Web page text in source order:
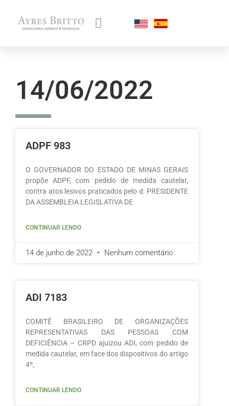
14/06/2022
ADPF 983
O GOVERNADOR DO ESTADO DE MINAS GERAIS
propõe ADPF, com pedido de medida cautelar,
contra atos lesivos praticados pelo d. PRESIDENTE
DA ASSEMBLEIA LEGISLATIVA DE
CONTINUAR LENDO
14 de junho de 2022 Nenhum comentário
ADI 7183
COMITÊ BRASILEIRO DE ORGANIZAÇÕES
REPRESENTATIVAS DAS PESSOAS COM
DEFICIÊNCIA – CRPD ajuizou ADI, com pedido de
medida cautelar, em face dos dispositivos do artigo
4º,
CONTINUAR LENDO